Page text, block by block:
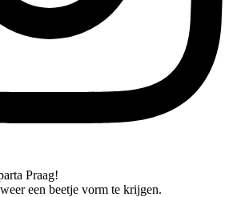
Praag!
een beetje vorm te krijgen.